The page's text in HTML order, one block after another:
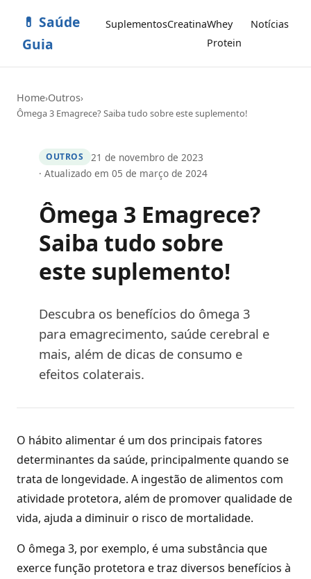
💊 Saúde
Guia
SuplementosCreatinaWhey
Protein
Notícias
Home›Outros›
Ômega 3 Emagrece? Saiba tudo sobre este suplemento!
OUTROS
21 de novembro de 2023
· Atualizado em 05 de março de 2024
Ômega 3 Emagrece?
Saiba tudo sobre
este suplemento!
Descubra os benefícios do ômega 3
para emagrecimento, saúde cerebral e
mais, além de dicas de consumo e
efeitos colaterais.
O hábito alimentar é um dos principais fatores
determinantes da saúde, principalmente quando se
trata de longevidade. A ingestão de alimentos com
atividade protetora, além de promover qualidade de
vida, ajuda a diminuir o risco de mortalidade.
O ômega 3, por exemplo, é uma substância que
exerce função protetora e traz diversos benefícios à